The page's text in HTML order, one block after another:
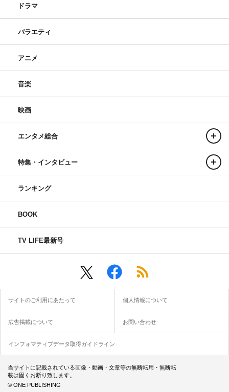
ドラマ
バラエティ
アニメ
音楽
映画
エンタメ総合
特集・インタビュー
ランキング
BOOK
TV LIFE最新号
サイトのご利用にあたって 個人情報について
広告掲載について お問い合わせ
インフォマティブデータ取得ガイドライン
当サイトに記載されている画像・動画・文章等の無断転用・無断転
載は固くお断り致します。
© ONE PUBLISHING